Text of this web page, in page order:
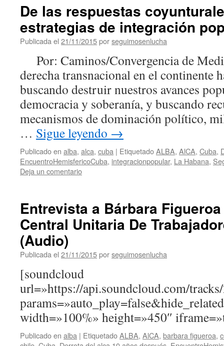
De las respuestas
estrategias de integración
Publicada el 21/11/2015porseguimosenlucha
Por: Caminos/Convergencia de
derecha transnacional en el continente
buscando destruir nuestros avances
democracia y soberanía, y buscando
mecanismos de dominación político,
… Sigue leyendo →
Publicado en alba, alca, cuba | EtiquetadoALBA, AlCA, Cuba,
EncuentroHemisfericoCuba, integracionpopular, La Habana,
Deja un comentario
Entrevista a Bárbara
Central Unitaria De
(Audio)
Publicada el 21/11/2015porseguimosenlucha
[soundcloud
url=»https://api.soundcloud.com/
width=»100%» height=»450″
Publicado en alba | EtiquetadoALBA, AlCA, barbara figueroa,